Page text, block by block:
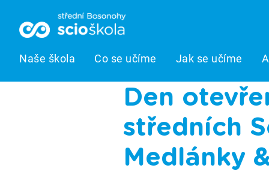
Naše škola Co se učíme Jak se učíme
Den
středních
Medlánky